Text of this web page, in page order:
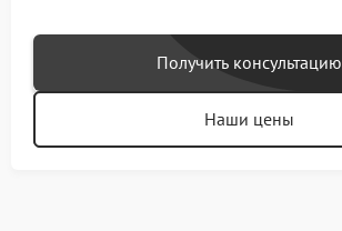
Получить консультацию
Наши цены